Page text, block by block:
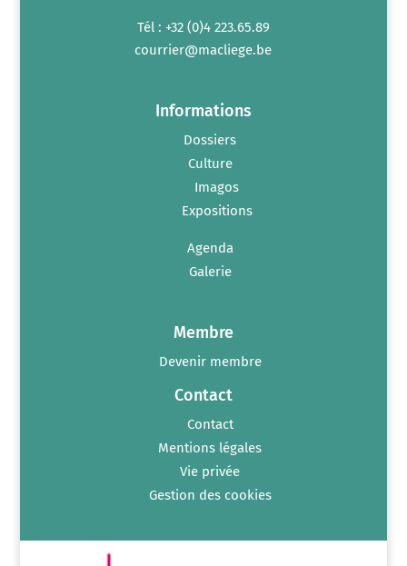
Tél : +32 (0)4 223.65.89
courrier@macliege.be
Informations
Dossiers
Culture
Imagos
Expositions
Agenda
Galerie
Membre
Devenir membre
Contact
Contact
Mentions légales
Vie privée
Gestion des cookies